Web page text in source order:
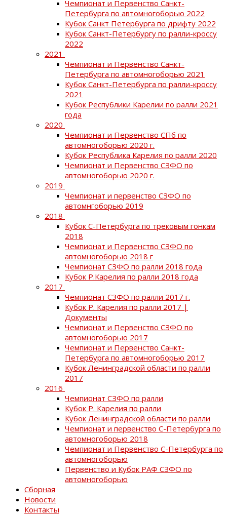
Чемпионат и Первенство Санкт-
Петербурга по автомногоборью 2022
Кубок Санкт Петербурга по дрифту 2022
Кубок Санкт-Петербургу по ралли-кроссу
2022
2021
Чемпионат и Первенство Санкт-
Петербурга по автомногоборью 2021
Кубок Санкт-Петербурга по ралли-кроссу
2021
Кубок Республики Карелии по ралли 2021
года
2020
Чемпионат и Первенство СПб по
автомногоборью 2020 г.
Кубок Республика Карелия по ралли 2020
Чемпионат и Первенство СЗФО по
автомногоборью 2020 г.
2019
Чемпионат и первенство СЗФО по
автомнгоборью 2019
2018
Кубок С-Петербурга по трековым гонкам
2018
Чемпионат и Первенство СЗФО по
автомногоборью 2018 г
Чемпионат СЗФО по ралли 2018 года
Кубок Р.Карелия по ралли 2018 года
2017
Чемпионат СЗФО по ралли 2017 г.
Кубок Р. Карелия по ралли 2017 |
Документы
Чемпионат и Первенство СЗФО по
автомногоборью 2017
Чемпионат и Первенство Санкт-
Петербурга по автомногоборью 2017
Кубок Ленинградской области по ралли
2017
2016
Чемпионат СЗФО по ралли
Кубок Р. Карелия по ралли
Кубок Ленинградской области по ралли
Чемпионат и первенство С-Петербурга по
автомногоборью 2018
Чемпионат и Первенство С-Петербурга по
автомногоборью
Первенство и Кубок РАФ СЗФО по
автомногоборью
Сборная
Новости
Контакты